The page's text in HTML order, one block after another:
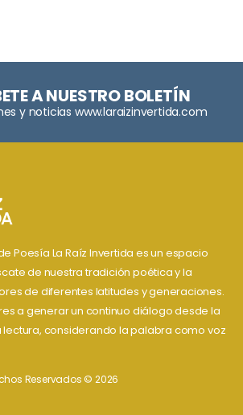
A NUESTRO BOLETÍN
y noticias www.laraizinvertida.com
Poesía La Raíz Invertida es un espacio
de nuestra tradición poética y la
de diferentes latitudes y generaciones.
a generar un continuo diálogo desde la
lectura, considerando la palabra como voz
Reservados © 2026